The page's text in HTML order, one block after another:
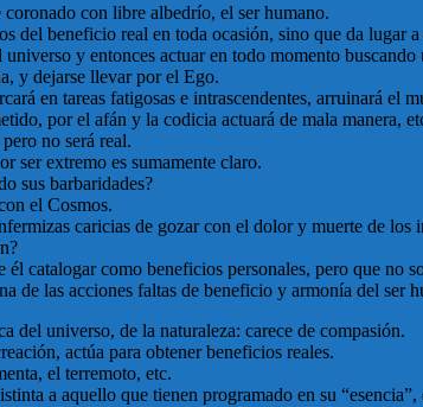
coronado con libre albedrío, el ser humano.
del beneficio real en toda ocasión, sino que da lugar
y entonces actuar en todo momento
y dejarse llevar por el Ego.
en tareas fatigosas e intrascendentes, arruinará
por el afán y la codicia actuará de mala manera,
no será real.
ser extremo es sumamente claro.
sus barbaridades?
el Cosmos.
caricias de gozar con el dolor y muerte de los
él catalogar como beneficios personales, pero que no
de las acciones faltas de beneficio y armonía del ser
del universo, de la naturaleza: carece de compasión.
actúa para obtener beneficios reales.
el terremoto, etc.
a aquello que tienen programado en su